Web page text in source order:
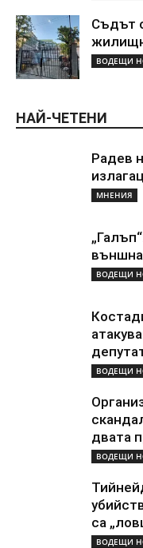
Съдът
ВОДЕЩИ
НАЙ-ЧЕТЕНИ
Радев
МНЕНИЯ
ВОДЕЩИ
ВОДЕЩИ
двата
ВОДЕЩИ
са
ВОДЕЩИ